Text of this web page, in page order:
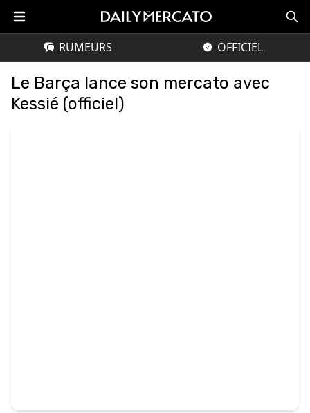
RUMEURS OFFICIEL
Le Barça lance son mercato avec
Kessié (officiel)